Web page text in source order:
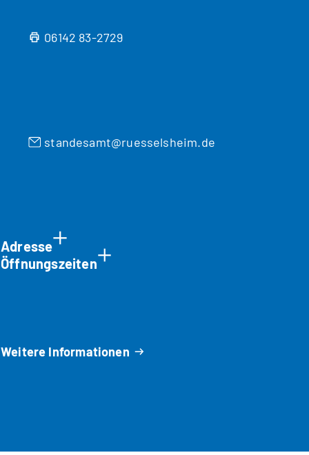
06142 83-2729
standesamt ruesselsheim de
Adresse
Öffnungszeiten
Weitere Informationen